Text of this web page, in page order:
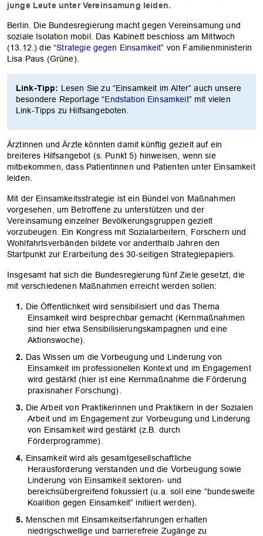
junge Leute unter Vereinsamung leiden.
Berlin. Die Bundesregierung macht gegen Vereinsamung und
soziale Isolation mobil. Das Kabinett beschloss am Mittwoch
(13.12.) die “Strategie gegen Einsamkeit” von Familienministerin
Lisa Paus (Grüne).
Link-Tipp: Lesen Sie zu “Einsamkeit im Alter” auch unsere
besondere Reportage “Endstation Einsamkeit” mit vielen
Link-Tipps zu Hilfsangeboten.
Ärztinnen und Ärzte könnten damit künftig gezielt auf ein
breiteres Hilfsangebot (s. Punkt 5) hinweisen, wenn sie
mitbekommen, dass Patientinnen und Patienten unter Einsamkeit
leiden.
Mit der Einsamkeitsstrategie ist ein Bündel von Maßnahmen
vorgesehen, um Betroffene zu unterstützen und der
Vereinsamung einzelner Bevölkerungsgruppen gezielt
vorzubeugen. Ein Kongress mit Sozialarbeitern, Forschern und
Wohlfahrtsverbänden bildete vor anderthalb Jahren den
Startpunkt zur Erarbeitung des 30-seitigen Strategiepapiers.
Insgesamt hat sich die Bundesregierung fünf Ziele gesetzt, die
mit verschiedenen Maßnahmen erreicht werden sollen:
Die Öffentlichkeit wird sensibilisiert und das Thema
Einsamkeit wird besprechbar gemacht (Kernmaßnahmen
sind hier etwa Sensibilisierungskampagnen und eine
Aktionswoche).
Das Wissen um die Vorbeugung und Linderung von
Einsamkeit im professionellen Kontext und im Engagement
wird gestärkt (hier ist eine Kernmaßnahme die Förderung
praxisnaher Forschung).
Die Arbeit von Praktikerinnen und Praktikern in der Sozialen
Arbeit und im Engagement zur Vorbeugung und Linderung
von Einsamkeit wird gestärkt (z.B. durch
Förderprogramme).
Einsamkeit wird als gesamtgesellschaftliche
Herausforderung verstanden und die Vorbeugung sowie
Linderung von Einsamkeit sektoren- und
bereichsübergreifend fokussiert (u.a. soll eine “bundesweite
Koalition gegen Einsamkeit” initiiert werden).
Menschen mit Einsamkeitserfahrungen erhalten
niedrigschwellige und barrierefreie Zugänge zu